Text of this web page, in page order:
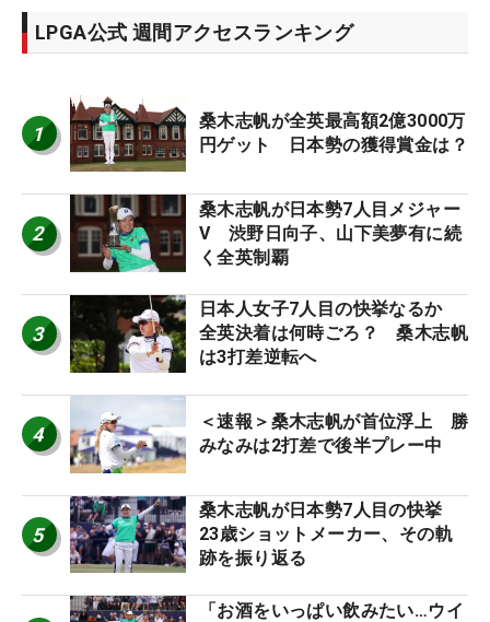
LPGA公式 週間アクセスランキング
1
桑木志帆が全英最高額2億3000万
円ゲット 日本勢の獲得賞金は？
2
桑木志帆が日本勢7人目メジャー
V 渋野日向子、山下美夢有に続
く全英制覇
3
日本人女子7人目の快挙なるか
全英決着は何時ごろ？ 桑木志帆
は3打差逆転へ
4
＜速報＞桑木志帆が首位浮上 勝
みなみは2打差で後半プレー中
5
桑木志帆が日本勢7人目の快挙
23歳ショットメーカー、その軌
跡を振り返る
「お酒をいっぱい飲みたい…ウイ